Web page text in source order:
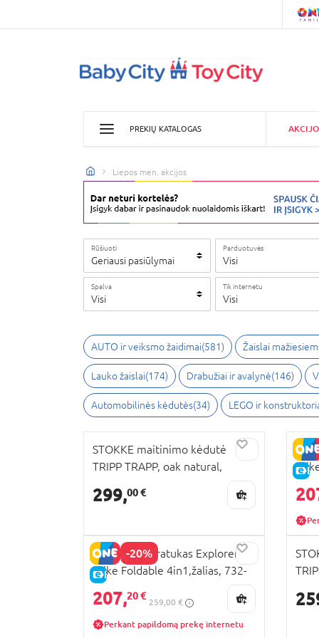
PREKIŲ KATALOGAS
Liepos mėn. akcijos
Rūšiuoti
Geriausi pasiūlymai
Parduotuvės
Visi
Spalva
Visi
Tik internetu
Visi
AUTO ir veiksmo žaidimai(581) Žaislai
Lauko žaislai(174) Drabužiai ir avalynė(146)
Automobilinės kėdutės(34) LEGO ir
STOKKE maitinimo kėdutė
TRIPP TRAPP, oak natural,
299,00 €
-20%
E-KAINA
GLOBBER triratukas Explorer
Trike Foldable 4in1,žalias, 732-
104
207,20 €
259,00 €
Perkant papildomą prekę internetu